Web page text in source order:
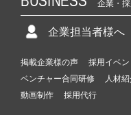
企業・
企業担当者様へ
掲載企業様の声 採用イベン
ベンチャー合同研修
人材
動画制作
採用代行